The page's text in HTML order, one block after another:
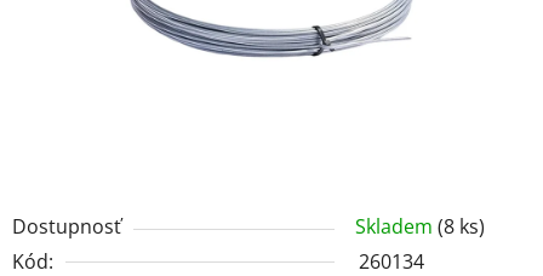
Dostupnosť Skladem (8 ks)
Kód:
260134